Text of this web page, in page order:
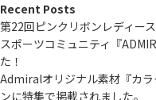
Recent Posts
第22回ピンクリボンレディー
スポーツコミュニティ『
た！
Admiralオリジナル素材『カ
ンに特集で掲載されました。